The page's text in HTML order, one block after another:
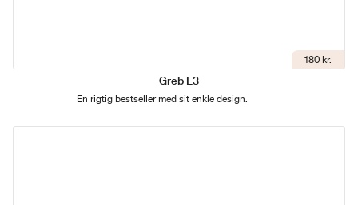
180 kr.
Greb E3
En rigtig bestseller med sit enkle design.